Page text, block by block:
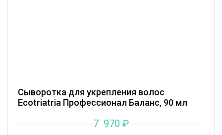
Сыворотка для укрепления волос
Ecotriatria Профессионал Баланс, 90 мл
7 970 ₽